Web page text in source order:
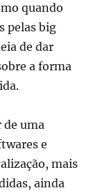
quando
pelas big
de dar
a forma
de uma
e
mais
ainda